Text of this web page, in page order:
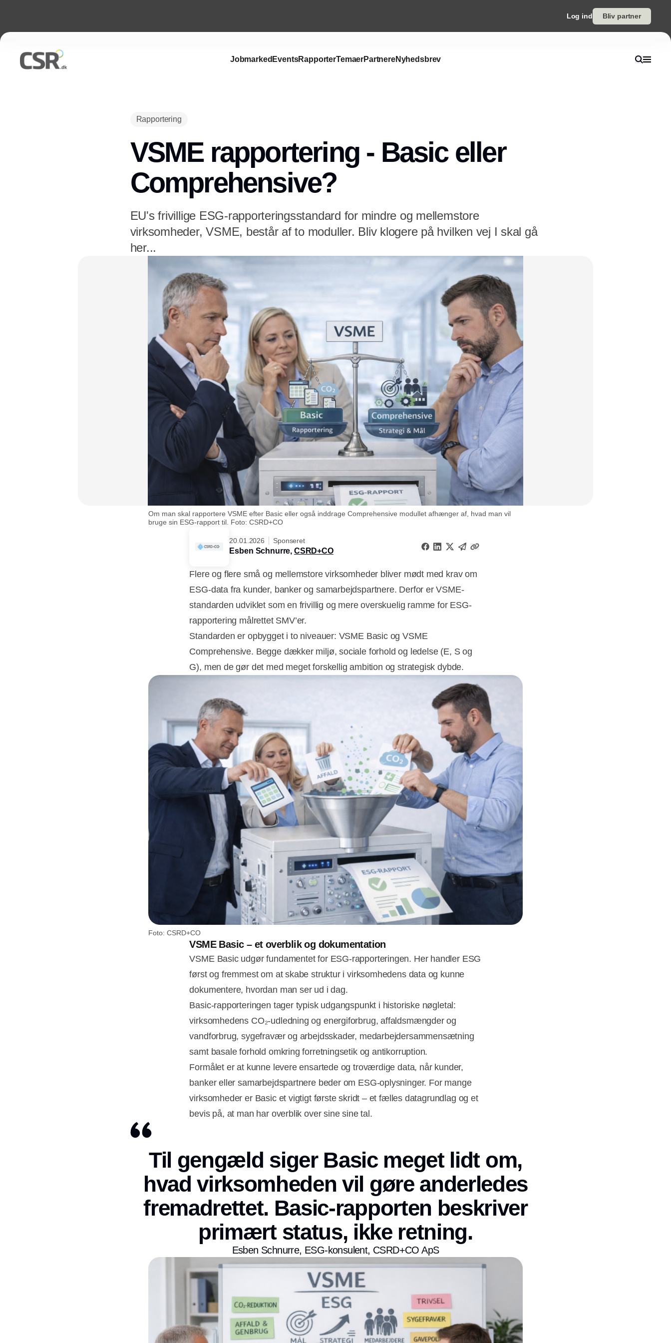
Log ind Bliv partner
Jobmarked EventsRapporterTemaerPartnereNyhedsbrev
Rapportering
VSME rapportering - Basic eller
Comprehensive?
EU's frivillige ESG-rapporteringsstandard for mindre og mellemstore
virksomheder, VSME, består af to moduller. Bliv klogere på hvilken vej I skal gå
her...
Om man skal rapportere VSME efter Basic eller også inddrage Comprehensive modullet afhænger af, hvad man vil
bruge sin ESG-rapport til. Foto: CSRD+CO
20.01.2026 Sponseret
Esben Schnurre, CSRD+CO
Flere og flere små og mellemstore virksomheder bliver mødt med krav om
ESG-data fra kunder, banker og samarbejdspartnere. Derfor er VSME-
standarden udviklet som en frivillig og mere overskuelig ramme for ESG-
rapportering målrettet SMV’er.
Standarden er opbygget i to niveauer: VSME Basic og VSME
Comprehensive. Begge dækker miljø, sociale forhold og ledelse (E, S og
G), men de gør det med meget forskellig ambition og strategisk dybde.
Foto: CSRD+CO
VSME Basic – et overblik og dokumentation
VSME Basic udgør fundamentet for ESG-rapporteringen. Her handler ESG
først og fremmest om at skabe struktur i virksomhedens data og kunne
dokumentere, hvordan man ser ud i dag.
Basic-rapporteringen tager typisk udgangspunkt i historiske nøgletal:
virksomhedens CO₂-udledning og energiforbrug, affaldsmængder og
vandforbrug, sygefravær og arbejdsskader, medarbejdersammensætning
samt basale forhold omkring forretningsetik og antikorruption.
Formålet er at kunne levere ensartede og troværdige data, når kunder,
banker eller samarbejdspartnere beder om ESG-oplysninger. For mange
virksomheder er Basic et vigtigt første skridt – et fælles datagrundlag og et
bevis på, at man har overblik over sine sine tal.
Til gengæld siger Basic meget lidt om,
hvad virksomheden vil gøre anderledes
fremadrettet. Basic-rapporten beskriver
primært status, ikke retning.
Esben Schnurre, ESG-konsulent, CSRD+CO ApS